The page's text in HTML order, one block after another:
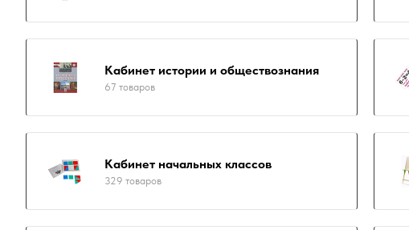
Кабинет истории и обществознания
67 товаров
Кабинет начальных классов
329 товаров